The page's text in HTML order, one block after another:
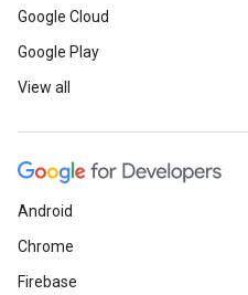
Google Cloud
Google Play
View all
Android
Chrome
Firebase